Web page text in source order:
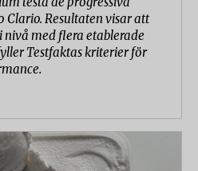
Clario. Resultaten visar att
nivå med flera etablerade
Testfaktas kriterier för